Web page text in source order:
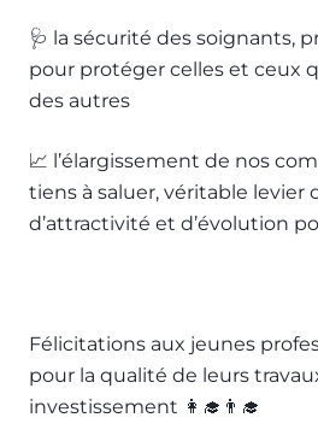
🩺 la sécurité des soignants,
pour protéger celles et ceux
des autres
📈 l’élargissement de nos
tiens à saluer, véritable levier
d’attractivité et d’évolution
Félicitations aux jeunes
pour la qualité de leurs
investissement 👩‍🎓👨‍🎓